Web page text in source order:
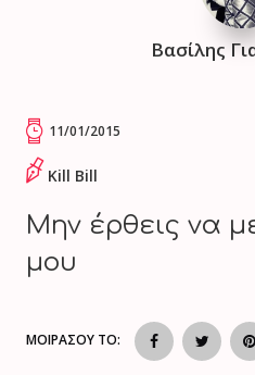
Βασίλης
11/01/2015
Kill Bill
Μην έρθεις να
μου
ΜΟΙΡΑΣΟΥ ΤΟ: